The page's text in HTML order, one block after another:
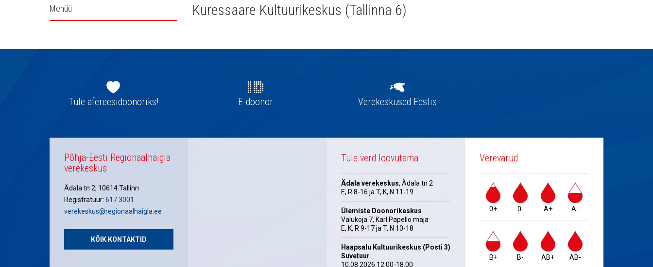
Külgpaani
Menüü Kuressaare Kultuurikeskus (Tallinna 6)
navigatsioonTule afereesidoonoriks! E-doonor Verekeskused Eestis
Põhja-Eesti Regionaalhaigla
verekeskus
Ädala tn 2, 10614 Tallinn
Registratuur: 617 3001
verekeskus@regionaalhaigla.ee
KÕIK KONTAKTID
Tule verd loovutama
Ädala verekeskus, Ädala tn 2
E, R 8-16 ja T, K, N 11-19
Ülemiste Doonorikeskus
Valukoja 7, Karl Papello maja
E, K, R 9-17 ja T, N 10-18
Haapsalu Kultuurikeskus (Posti 3)
Suvetuur
10.08.2026 12.00-18.00
Verevarud
0+ 0- A+ A-
B+ B- AB+ AB-